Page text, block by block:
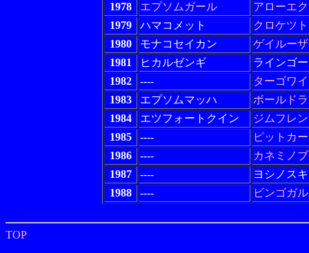
1978
エプソムガール
アローエ
1979
ハマコメット
クロケツト
1980
モナコセイカン
ゲイルー
1981
ヒカルゼンギ
ラインゴ
1982
----
ターゴワ
1983
エプソムマッハ
ボールド
1984
エツフォートクイン
ジムフレ
1985
----
ピットカ
1986
----
カネミノブ
1987
----
ヨシノス
1988
---- ビンゴガ
TOP